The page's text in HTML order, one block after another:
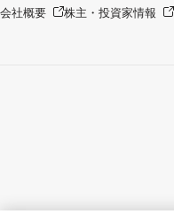
会社概要 株主・投資家情報